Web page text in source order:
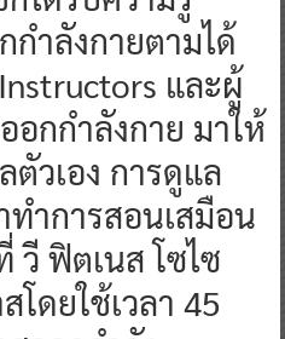
กำลังกายตามได้
และผู้
อกกำลังกาย มาให้
วเอง การดูแล
ทำการสอนเสมือน
วี ฟิตเนส โซไซ
โดยใช้เวลา 45